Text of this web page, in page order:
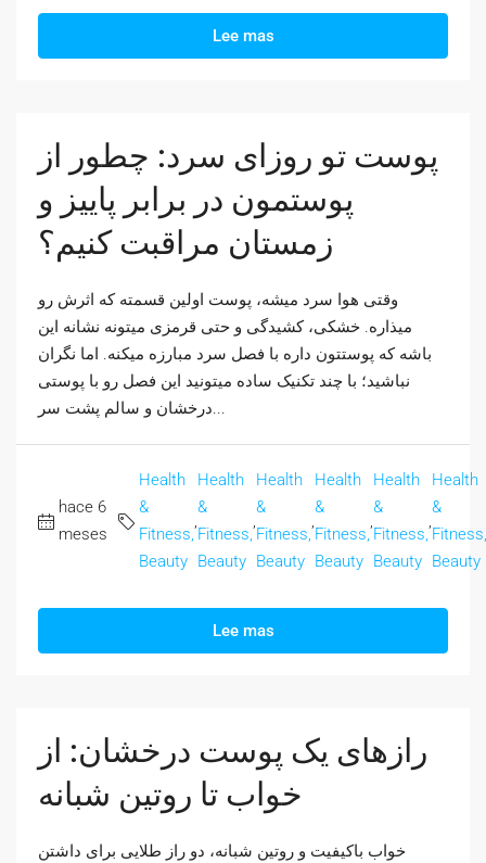
Lee mas
پوست تو روزای سرد: چطور از
پوستمون در برابر پاییز و
زمستان مراقبت کنیم؟
وقتی هوا سرد میشه، پوست اولین قسمته که اثرش رو
میذاره. خشکی، کشیدگی و حتی قرمزی میتونه نشانه این
باشه که پوستتون داره با فصل سرد مبارزه میکنه. اما نگران
نباشید؛ با چند تکنیک ساده میتونید این فصل رو با پوستی
درخشان و سالم پشت سر...
hace 6
meses
Health
&
Fitness,
Beauty
Health
&
Fitness,
Beauty
Health
&
Fitness,
Beauty
Health
&
Fitness,
Beauty
Health
&
Fitness,
Beauty
Health
&
Fitness,
Beauty
Lee mas
رازهای یک پوست درخشان: از
خواب تا روتین شبانه
خواب باکیفیت و روتین شبانه، دو راز طلایی برای داشتن